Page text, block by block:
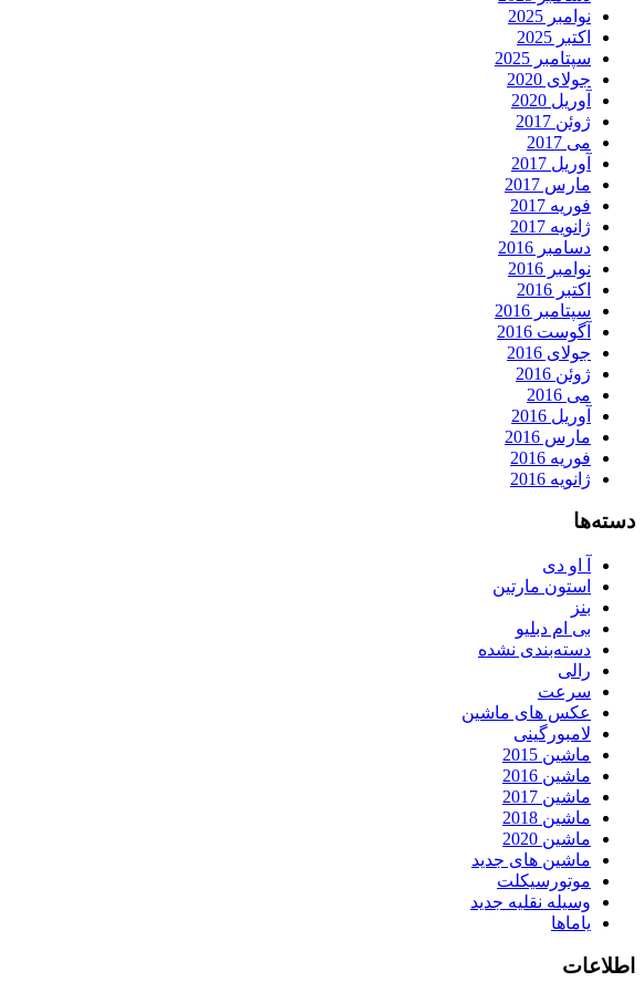
نوامبر 2025
اکتبر 2025
سپتامبر 2025
جولای 2020
آوریل 2020
ژوئن 2017
می 2017
آوریل 2017
مارس 2017
فوریه 2017
ژانویه 2017
دسامبر 2016
نوامبر 2016
اکتبر 2016
سپتامبر 2016
آگوست 2016
جولای 2016
ژوئن 2016
می 2016
آوریل 2016
مارس 2016
فوریه 2016
ژانویه 2016
دسته‌ها
آ او دی
استون مارتین
بنز
بی ام دبلیو
دسته‌بندی نشده
رالی
سرعت
عکس های ماشین
لامبورگینی
ماشین 2015
ماشین 2016
ماشین 2017
ماشین 2018
ماشین 2020
ماشین های جدید
موتورسیکلت
وسیله نقلیه جدید
یاماها
اطلاعات